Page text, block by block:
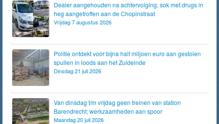
Dealer aangehouden na achtervolging, sok met drugs in
heg aangetroffen aan de Chopinstraat
Vrijdag 7 augustus 2026
Politie ontdekt voor bijna half miljoen euro aan gestolen
spullen in loods aan het Zuideinde
Dinsdag 21 juli 2026
Van dinsdag t/m vrijdag geen treinen van station
Barendrecht; werkzaamheden aan spoor
Maandag 20 juli 2026